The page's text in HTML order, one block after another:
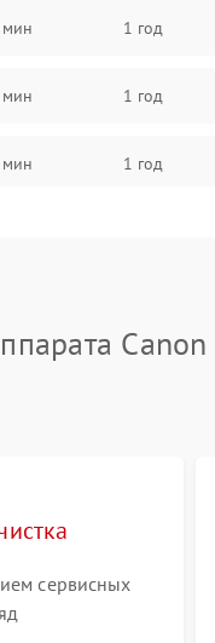
1 год
1 год
1 год
Canon
сервисных